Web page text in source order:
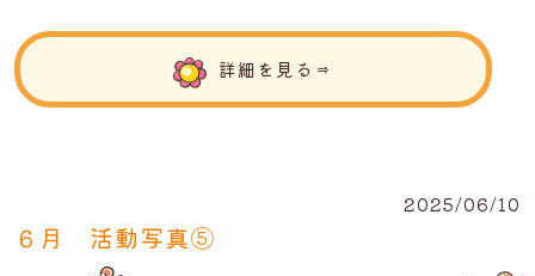
詳細を見る⇒
2025/06/10
６月 活動写真⑤